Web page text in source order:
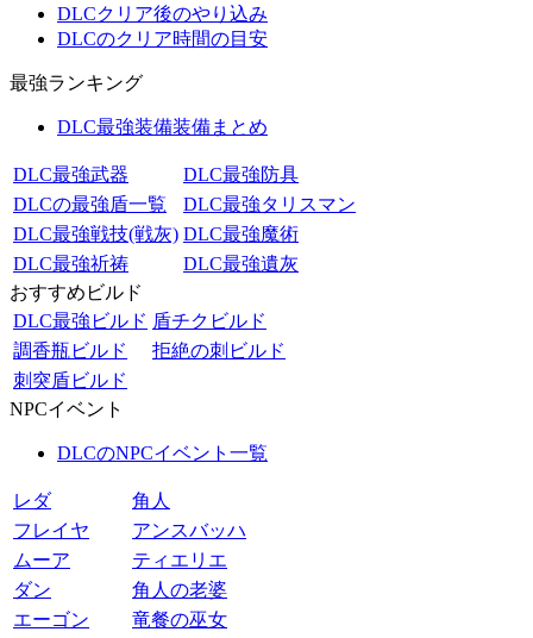
DLCクリア後のやり込み
DLCのクリア時間の目安
最強ランキング
DLC最強装備装備まとめ
DLC最強武器
DLC最強防具
DLCの最強盾一覧
DLC最強タリスマン
DLC最強戦技(戦灰) DLC最強魔術
DLC最強祈祷
DLC最強遺灰
おすすめビルド
DLC最強ビルド 盾チクビルド
調香瓶ビルド
拒絶の刺ビルド
刺突盾ビルド
NPCイベント
DLCのNPCイベント一覧
レダ
角人
フレイヤ
アンスバッハ
ムーア
ティエリエ
ダン
角人の老婆
エーゴン
竜餐の巫女